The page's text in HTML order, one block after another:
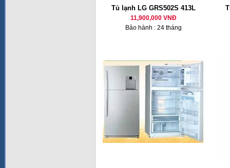
Tủ lạnh LG GRS502S 413L
11,900,000 VNĐ
Bảo hành : 24 tháng